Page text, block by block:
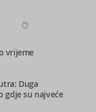
vrijeme
Duga
gdje su najveće